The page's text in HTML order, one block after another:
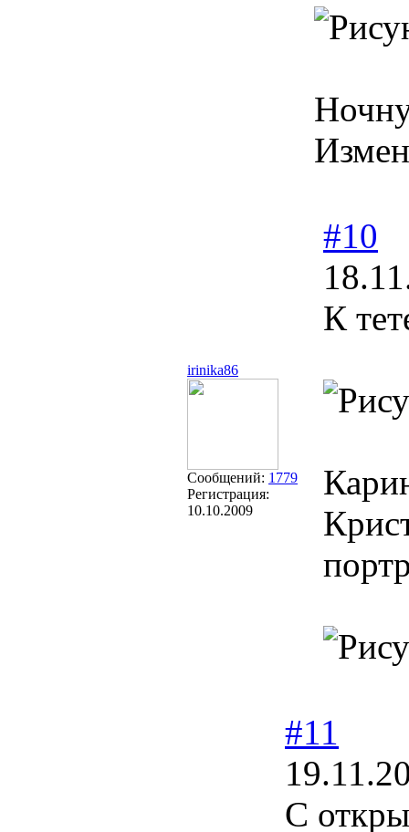
irinika86
Сообщений: 1779
Регистрация:
10.10.2009
#10
К
#11
С